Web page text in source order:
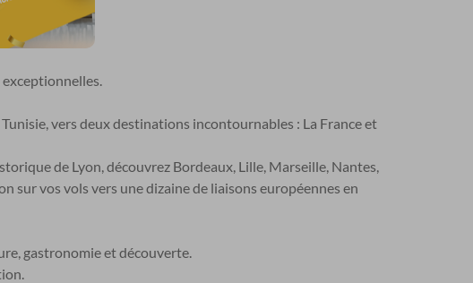
vers deux destinations incontournables : La France et
de Lyon, découvrez Bordeaux, Lille, Marseille, Nantes,
sur vos vols vers une dizaine de liaisons européennes en
gastronomie et découverte.